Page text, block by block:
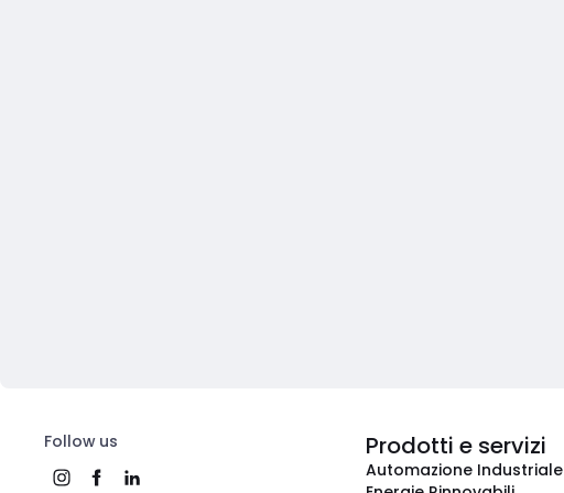
Follow us Prodotti e servizi
Automazione Industriale